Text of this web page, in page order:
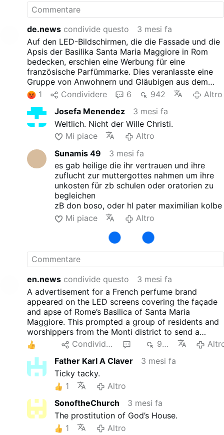
de.news condivide questo
3 mesi fa
Auf den LED-Bildschirmen, die die Fassade und die
Apsis der Basilika Santa Maria Maggiore in Rom
bedecken, erschien eine Werbung für eine
französische Parfümmarke. Dies veranlasste eine
Gruppe von Anwohnern und Gläubigen aus dem
Monti-Viertel, einen Protestbrief an den Erzpriester
Rolandas Makrickas zu schicken, in dem sie die
"Kommerzialisierung" der historischen Basilika
kritisierten. Die Bildschirme wurden während der
Restaurierungsarbeiten installiert, die Ende 2024
begannen. Damals sagten Beamte des Vatikans,
dass die Werbeeinnahmen dazu beitragen, die
Renovierungskosten im Vorfeld des Jubiläums zu
decken.
1 Condividere 6 942
Altro
Josefa Menendez
3 mesi fa
Weltlich. Nicht der Wille Christi.
Mi piace
Altro
Sunamis 49
3 mesi fa
es gab heilige die ihr vertrauen und ihre
zuflucht zur muttergottes nahmen um ihre
unkosten für zb schulen oder oratorien zu
begleichen
zB don boso, oder hl pater maximilian kolbe
Mi piace
Altro
en.news condivide questo
3 mesi fa
A advertisement for a French perfume brand
appeared on the LED screens covering the façade
and apse of Rome’s Basilica of Santa Maria
Maggiore. This prompted a group of residents and
worshippers from the Monti district to send a
protest letter to the Archpriest Rolandas Makrickas,
criticising what they described as the
“commercialisation” of the historic basilica. The
screens were installed during restoration works
that began in late 2024. Back then, Vatican officials
said the advertising revenue helps cover
renovation costs ahead of the Jubilee.
Condividere 927
Father Karl A Claver
3 mesi fa
Ticky tacky.
1
Altro
SonoftheChurch
3 mesi fa
The prostitution of God’s House.
1
Altro